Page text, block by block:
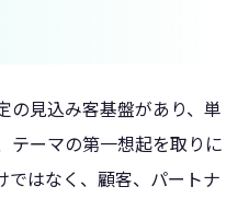
の見込み客基盤があり、単
テーマの第一想起を取りに
ではなく、顧客、パートナ